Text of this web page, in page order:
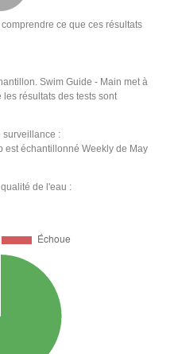
ce que ces résultats
Swim Guide - Main met à
résultats des tests sont
surveillance :
est échantillonné Weekly de May
de l'eau :